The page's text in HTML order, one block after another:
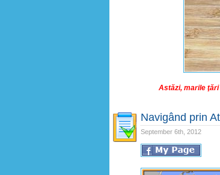
Astăzi, marile ţări
Navigând prin
September 6th, 2012